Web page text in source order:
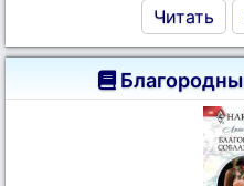
Читать